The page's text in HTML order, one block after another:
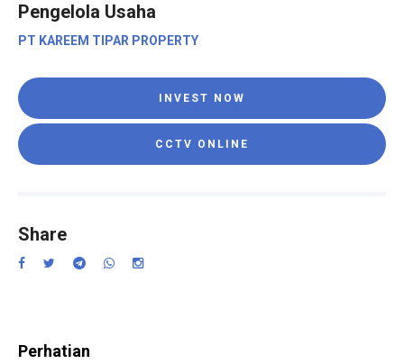
Pengelola Usaha
PT KAREEM TIPAR PROPERTY
INVEST NOW
CCTV ONLINE
Share
Perhatian